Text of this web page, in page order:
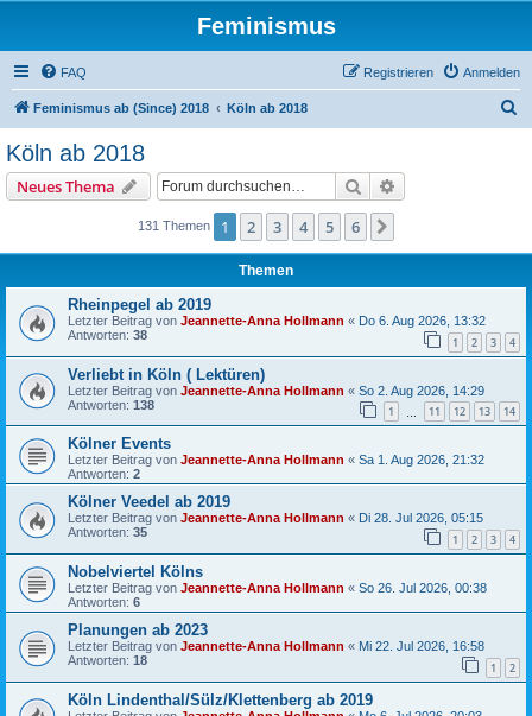
Feminismus
FAQ Anmelden
Registrieren
Feminismus ab (Since) 2018 Köln ab 2018
Köln ab 2018
Neues Thema Suche
131 Themen 1 2 3 4 5 6
Themen
Rheinpegel ab 2019
Letzter Beitrag von Jeannette-Anna Hollmann « Do 6. Aug 2026, 13:32
Antworten: 38 1 2 3 4
Verliebt in Köln ( Lektüren)
Letzter Beitrag von Jeannette-Anna Hollmann « So 2. Aug 2026, 14:29
Antworten: 138 1 11 12 13 14
Kölner Events
Letzter Beitrag von Jeannette-Anna Hollmann « Sa 1. Aug 2026, 21:32
Antworten: 2
Kölner Veedel ab 2019
Letzter Beitrag von Jeannette-Anna Hollmann « Di 28. Jul 2026, 05:15
Antworten: 35 1 2 3 4
Nobelviertel Kölns
Letzter Beitrag von Jeannette-Anna Hollmann « So 26. Jul 2026, 00:38
Antworten: 6
Planungen ab 2023
Letzter Beitrag von Jeannette-Anna Hollmann « Mi 22. Jul 2026, 16:58
Antworten: 18 1 2
Köln Lindenthal/Sülz/Klettenberg ab 2019